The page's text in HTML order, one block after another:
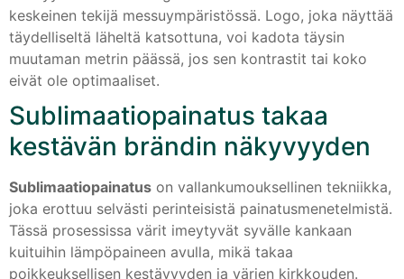
keskeinen tekijä messuympäristössä. Logo, joka näyttää
täydelliseltä läheltä katsottuna, voi kadota täysin
muutaman metrin päässä, jos sen kontrastit tai koko
eivät ole optimaaliset.
Sublimaatiopainatus takaa
kestävän brändin näkyvyyden
Sublimaatiopainatus on vallankumouksellinen tekniikka,
joka erottuu selvästi perinteisistä painatusmenetelmistä.
Tässä prosessissa värit imeytyvät syvälle kankaan
kuituihin lämpöpaineen avulla, mikä takaa
poikkeuksellisen kestävyyden ja värien kirkkouden.